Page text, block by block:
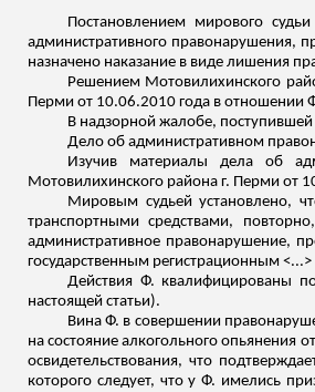
Постановлением мирового
административного правонарушения,
назначено наказание в виде лишения
Решением Мотовилихинского
Перми от 10.06.2010 года в отношении
В надзорной жалобе,
Дело об административном
Изучив материалы дела об
Мотовилихинского района г. Перми от
Мировым судьей установлено,
транспортными средствами,
административное правонарушение,
государственным регистрационным <...>
Действия Ф. квалифицированы
настоящей статьи).
Вина Ф. в совершении
на состояние алкогольного опьянения
освидетельствования, что
которого следует, что у Ф. имелись